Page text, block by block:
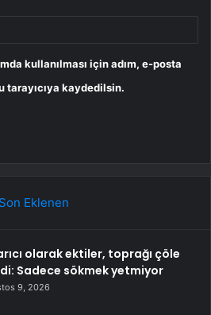
kullanılması için adım, e-posta
tarayıcıya kaydedilsin.
Son Eklenen
olarak ektiler, toprağı çöle
Sadece sökmek yetmiyor
9, 2026